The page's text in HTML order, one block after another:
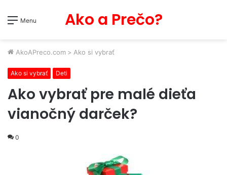
Menu Ako a Prečo?
AkoAPreco.com > Ako si vybrať
Ako si vybrať Deti
Ako vybrať pre malé dieťa
vianočný darček?
0